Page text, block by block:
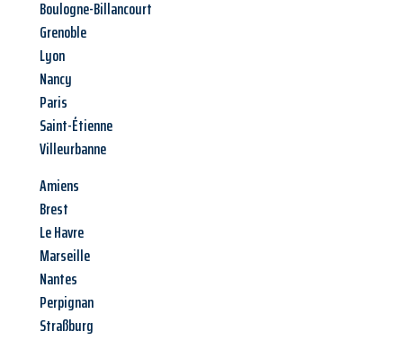
Boulogne-Billancourt
Grenoble
Lyon
Nancy
Paris
Saint-Étienne
Villeurbanne
Amiens
Brest
Le Havre
Marseille
Nantes
Perpignan
Straßburg